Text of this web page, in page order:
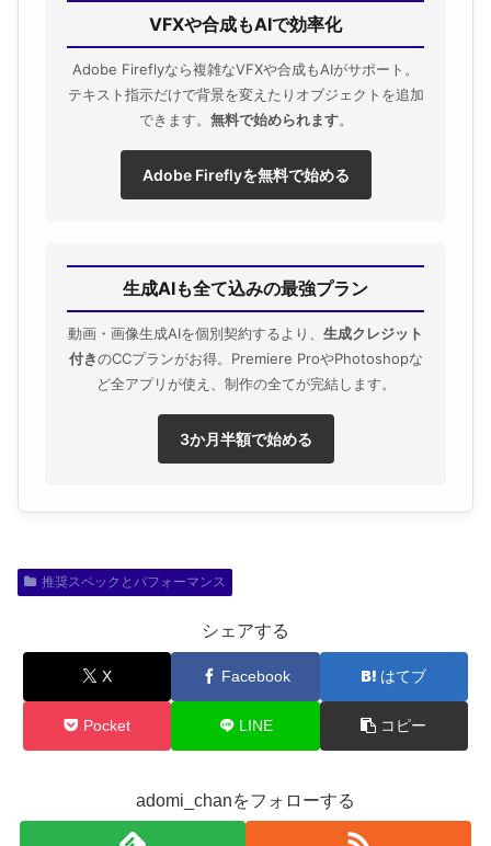
VFXや合成もAIで効率化
Adobe Fireflyなら複雑なVFXや合成もAIがサポート。
テキスト指示だけで背景を変えたりオブジェクトを追加
できます。 無料で始められます。
Adobe Fireflyを無料で始める
生成AIも全て込みの最強プラン
動画・画像生成AIを個別契約するより、 生成クレジット
付きのCCプランがお得。Premiere ProやPhotoshopな
ど全アプリが使え、制作の全てが完結します。
3か月半額で始める
推奨スペックとパフォーマンス
シェアする
X Facebook はてブ
Pocket LINE コピー
adomi_chanをフォローする